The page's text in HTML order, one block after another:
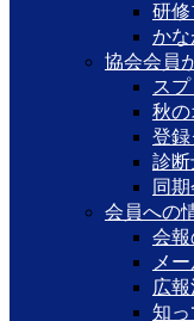
研修
か
協会会員
ス
秋
登
診
同期
会員への
会
メ
広
知っ